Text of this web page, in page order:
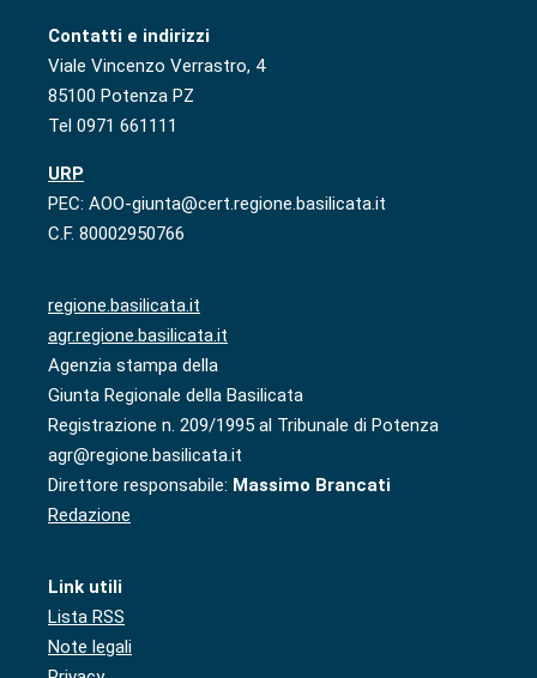
Contatti e indirizzi
Viale Vincenzo Verrastro, 4
85100 Potenza PZ
Tel 0971 661111
URP
PEC: AOO-giunta@cert.regione.basilicata.it
C.F. 80002950766
regione.basilicata.it
agr.regione.basilicata.it
Agenzia stampa della
Giunta Regionale della Basilicata
Registrazione n. 209/1995 al Tribunale di Potenza
agr@regione.basilicata.it
Direttore responsabile: Massimo Brancati
Redazione
Link utili
Lista RSS
Note legali